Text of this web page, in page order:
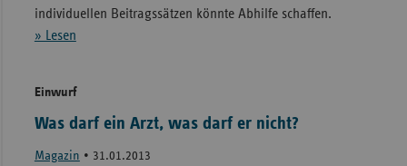
individuellen Beitragssätzen könnte Abhilfe schaffen.
» Lesen
Einwurf
Was darf ein Arzt, was darf er nicht?
Magazin • 31.01.2013